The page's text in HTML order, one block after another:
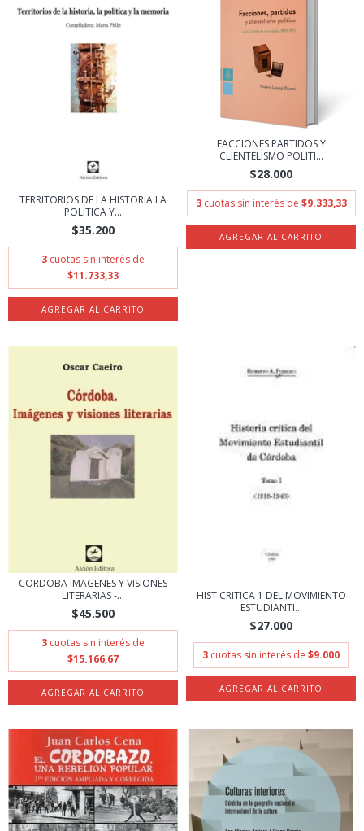
TERRITORIOS DE LA HISTORIA LA
POLITICA Y...
$35.200
3 cuotas sin interés de
$11.733,33
FACCIONES PARTIDOS Y
CLIENTELISMO POLITI...
$28.000
3 cuotas sin interés de $9.333,33
CORDOBA IMAGENES Y VISIONES
LITERARIAS -...
$45.500
3 cuotas sin interés de
$15.166,67
HIST CRITICA 1 DEL MOVIMIENTO
ESTUDIANTI...
$27.000
3 cuotas sin interés de $9.000